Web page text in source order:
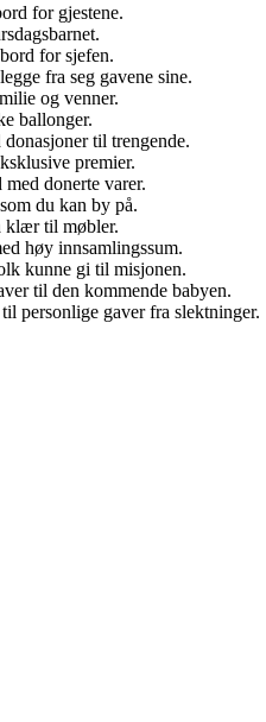
for gjestene.
for sjefen.
fra seg gavene sine.
og venner.
ballonger.
til trengende.
premier.
donerte varer.
du kan by på.
klær til møbler.
høy innsamlingssum.
kunne gi til misjonen.
til den kommende babyen.
personlige gaver fra slektninger.